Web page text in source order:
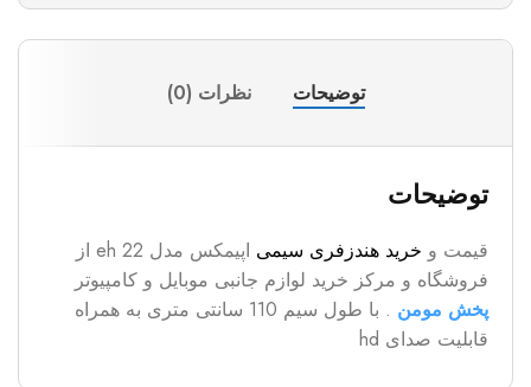
توضیحات نظرات (0)
توضیحات
قیمت و خرید هندزفری سیمی
اپیمکس مدل eh 22 از
فروشگاه و مرکز خرید لوازم جانبی موبایل و کامپیوتر
پخش مومن
. با طول سیم 110 سانتی متری به همراه
قابلیت صدای hd